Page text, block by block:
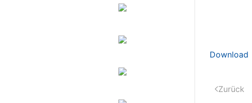
Download
Zurück